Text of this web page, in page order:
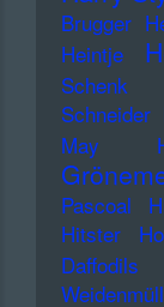
Brugger
Heintje
Schenk
Schneider
May
Pascoal
Hitster
Daffodils